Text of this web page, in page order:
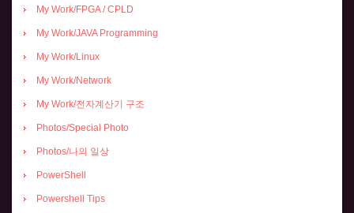
My Work/FPGA / CPLD
My Work/JAVA Programming
My Work/Linux
My Work/Network
My Work/전자계산기 구조
Photos/Special Photo
Photos/나의 일상
PowerShell
Powershell Tips